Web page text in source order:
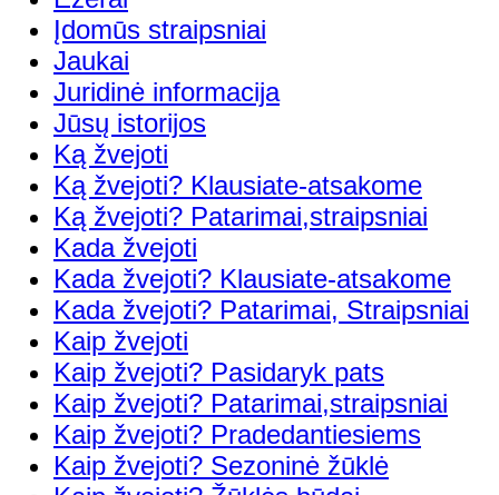
Įdomūs straipsniai
Jaukai
Juridinė informacija
Jūsų istorijos
Ką žvejoti
Ką žvejoti? Klausiate-atsakome
Ką žvejoti? Patarimai,straipsniai
Kada žvejoti
Kada žvejoti? Klausiate-atsakome
Kada žvejoti? Patarimai, Straipsniai
Kaip žvejoti
Kaip žvejoti? Pasidaryk pats
Kaip žvejoti? Patarimai,straipsniai
Kaip žvejoti? Pradedantiesiems
Kaip žvejoti? Sezoninė žūklė